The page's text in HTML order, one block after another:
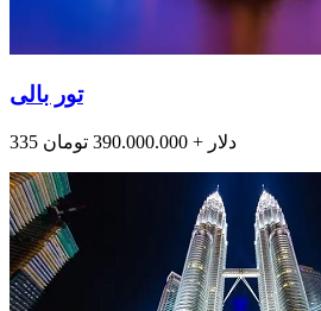
تور بالی
335 دلار + 390.000.000 تومان